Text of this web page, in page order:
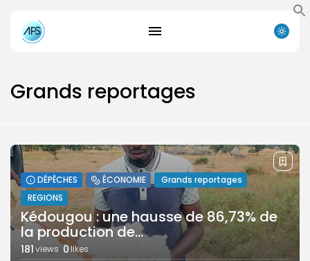
Search
for:
Search
Button
FR
Grands reportages
DÉPÊCHES ÉCONOMIE
Grands reportages
REGIONS
Kédougou : une hausse de 86,73% de
la production de...
181views 0likes